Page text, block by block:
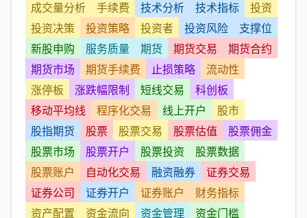
成交量分析
手续费 技术分析 技术指标
投资
投资决策
投资策略 投资者 投资风险
支撑位
新股申购
服务质量 期货 期货交易
期货合约
期货市场
期货手续费 止损策略
流动性
涨停板
涨跌幅限制 短线交易
科创板
移动平均线
程序化交易 线上开户
股市
股指期货
股票 股票交易 股票估值
股票佣金
股票市场
股票开户 股票投资
股票数据
股票账户
自动化交易 融资融券
证券交易
证券公司
证券开户 证券账户
财务指标
资产配置
资金流向 资金管理
资金门槛